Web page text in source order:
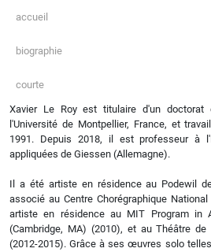
accueil
biographie
courte
Xavier Le Roy est titulaire d'un doctorat
l'Université de Montpellier, France, et
1991. Depuis 2018, il est professeur à
appliquées de Giessen (Allemagne).
Il a été artiste en résidence au Podewil
associé au Centre Chorégraphique
artiste en résidence au MIT Program in
(Cambridge, MA) (2010), et au Théâtre
(2012-2015). Grâce à ses œuvres solo